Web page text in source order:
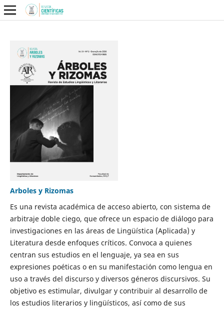
Arboles y Rizomas
Es una revista académica de acceso abierto, con sistema de
arbitraje doble ciego, que ofrece un espacio de diálogo para
investigaciones en las áreas de Lingüística (Aplicada) y
Literatura desde enfoques críticos. Convoca a quienes
centran sus estudios en el lenguaje, ya sea en sus
expresiones poéticas o en su manifestación como lengua en
uso a través del discurso y diversos géneros discursivos. Su
objetivo es estimular, divulgar y contribuir al desarrollo de
los estudios literarios y lingüísticos, así como de sus